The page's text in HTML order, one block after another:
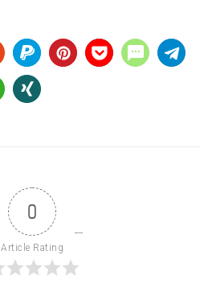
0
Article Rating